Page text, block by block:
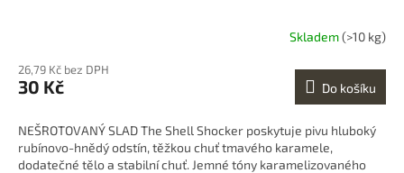
Skladem(>10 kg)
26,79 Kč bez DPH
30 Kč Do košíku
NEŠROTOVANÝ SLAD The Shell Shocker poskytuje pivu hluboký
rubínovo-hnědý odstín, těžkou chuť tmavého karamele,
dodatečné tělo a stabilní chuť. Jemné tóny karamelizovaného